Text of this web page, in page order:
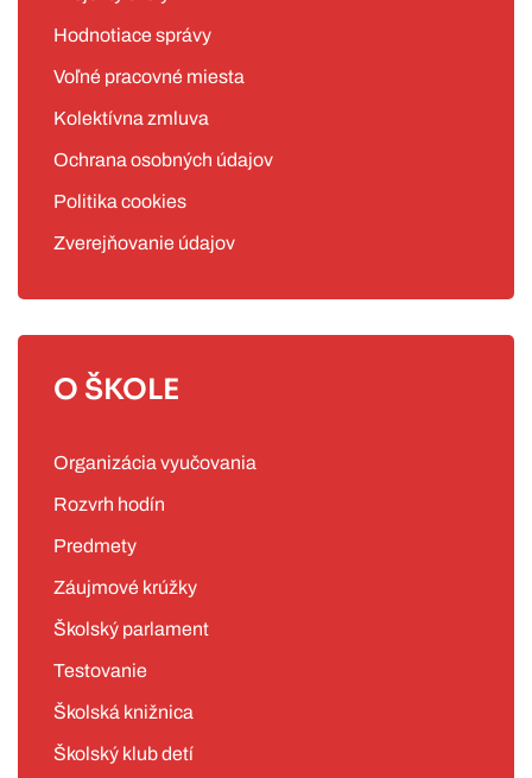
Hodnotiace správy
Voľné pracovné miesta
Kolektívna zmluva
Ochrana osobných údajov
Politika cookies
Zverejňovanie údajov
O ŠKOLE
Organizácia vyučovania
Rozvrh hodín
Predmety
Záujmové krúžky
Školský parlament
Testovanie
Školská knižnica
Školský klub detí